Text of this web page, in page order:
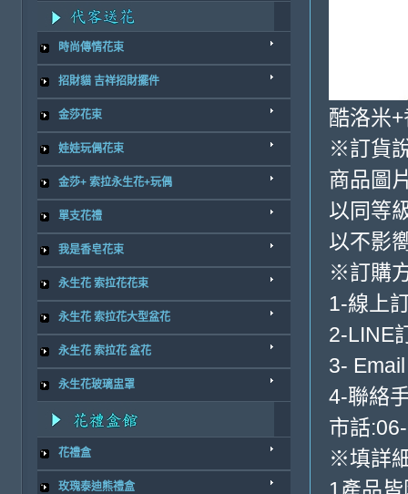
時尚傳情花束
招財貓 吉祥招財擺件
金莎花束
娃娃玩偶花束
金莎+ 索拉永生花+玩偶
單支花禮
我是香皂花束
永生花 索拉花花束
永生花 索拉花大型盆花
永生花 索拉花 盆花
永生花玻璃盅罩
花禮盒
玫瑰泰迪熊禮盒
酷洛米
※訂貨
商品圖
以同等
以不影
※訂購
1-線上
2-LINE
3-
4-聯絡
市話
※填詳